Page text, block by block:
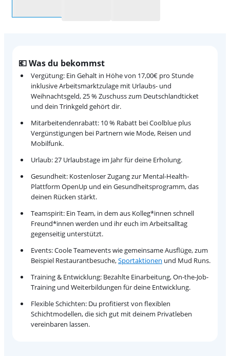
💶 Was du bekommst
Vergütung: Ein Gehalt in Höhe von 17,00€ pro Stunde
inklusive Arbeitsmarktzulage mit Urlaubs- und
Weihnachtsgeld, 25 % Zuschuss zum Deutschlandticket
und dein Trinkgeld gehört dir.
Mitarbeitendenrabatt: 10 % Rabatt bei Coolblue plus
Vergünstigungen bei Partnern wie Mode, Reisen und
Mobilfunk.
Urlaub: 27 Urlaubstage im Jahr für deine Erholung.
Gesundheit: Kostenloser Zugang zur Mental-Health-
Plattform OpenUp und ein Gesundheitsprogramm, das
deinen Rücken stärkt.
Teamspirit: Ein Team, in dem aus Kolleg*innen schnell
Freund*innen werden und ihr euch im Arbeitsalltag
gegenseitig unterstützt.
Events: Coole Teamevents wie gemeinsame Ausflüge, zum
Beispiel Restaurantbesuche,Sportaktionen und Mud Runs.
Training & Entwicklung: Bezahlte Einarbeitung, On-the-Job-
Training und Weiterbildungen für deine Entwicklung.
Flexible Schichten: Du profitierst von flexiblen
Schichtmodellen, die sich gut mit deinem Privatleben
vereinbaren lassen.